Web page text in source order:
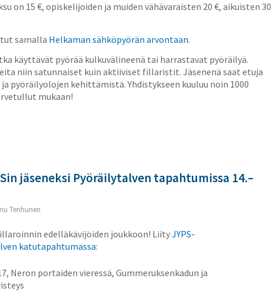
on 15 €, opiskelijoiden ja muiden vähävaraisten 20 €, aikuisten 30
samalla Helkaman sähköpyörän arvontaan.
käyttävät pyörää kulkuvälineenä tai harrastavat pyöräilyä.
niin satunnaiset kuin aktiiviset fillaristit. Jäsenenä saat etuja
pyöräilyolojen kehittämistä. Yhdistykseen kuuluu noin 1000
mukaan!
jäseneksi Pyöräilytalven tapahtumissa 14.–
Tenhunen
edelläkävijöiden joukkoon! LiityJYPS-
katutapahtumassa:
Neron portaiden vieressä, Gummeruksenkadun ja